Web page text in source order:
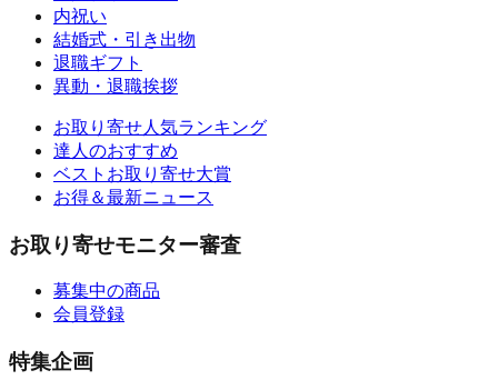
内祝い
結婚式・引き出物
退職ギフト
異動・退職挨拶
お取り寄せ人気ランキング
達人のおすすめ
ベストお取り寄せ大賞
お得＆最新ニュース
お取り寄せモニター審査
募集中の商品
会員登録
特集企画